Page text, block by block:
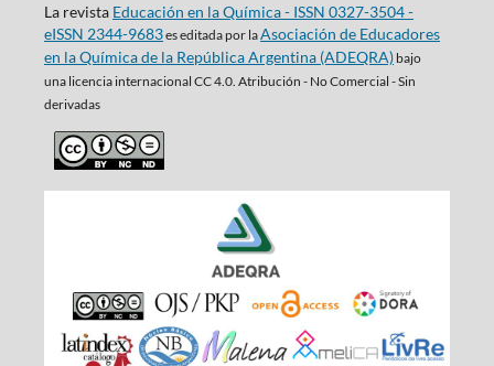
La revista Educación en la Química - ISSN 0327-3504 -
eISSN 2344-9683es editada por laAsociación de Educadores
en la Química de la República Argentina (ADEQRA)bajo
una licencia internacional CC 4.0. Atribución - No Comercial - Sin
derivadas